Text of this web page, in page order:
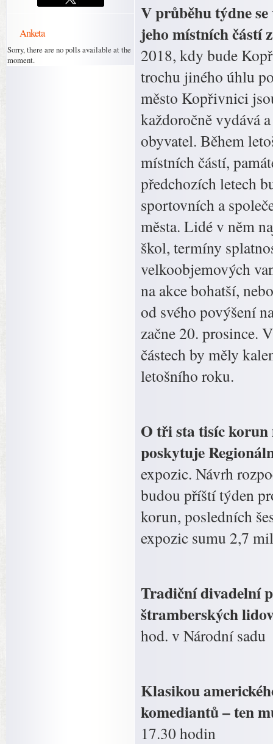
Anketa
Sorry, there are no polls available at the
moment.
V průběhu týdne
jeho místních částí
2018, kdy bude
trochu jiného úhlu
město Kopřivnici
každoročně vydává
obyvatel. Během
místních částí,
předchozích letech
sportovních a
města. Lidé v něm
škol, termíny
velkoobjemových
na akce bohatší,
od svého povýšení
začne 20. prosince.
částech by měly
letošního roku.
O tři sta tisíc korun
poskytuje
expozic. Návrh
budou příští týden
korun, posledních
expozic sumu 2,7
Tradiční divadelní
štramberských
hod. v Národní sadu
Klasikou
komediantů – ten
17.30 hodin